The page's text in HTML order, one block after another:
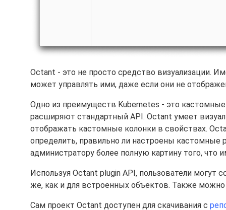
Octant - это не просто средство визуализации.
может управлять ими, даже если они не
Одно из преимуществ Kubernetes - это
расширяют стандартный API. Octant умеет
отображать кастомные колонки в свойствах.
определить, правильно ли настроены
администратору более полную картину того, что
Используя Octant plugin API, пользователи могут
же, как и для встроенных объектов. Также
Сам проект Octant доступен для скачивания с